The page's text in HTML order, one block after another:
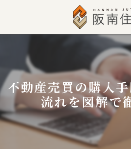
不動産売買の購入
流れを図解で